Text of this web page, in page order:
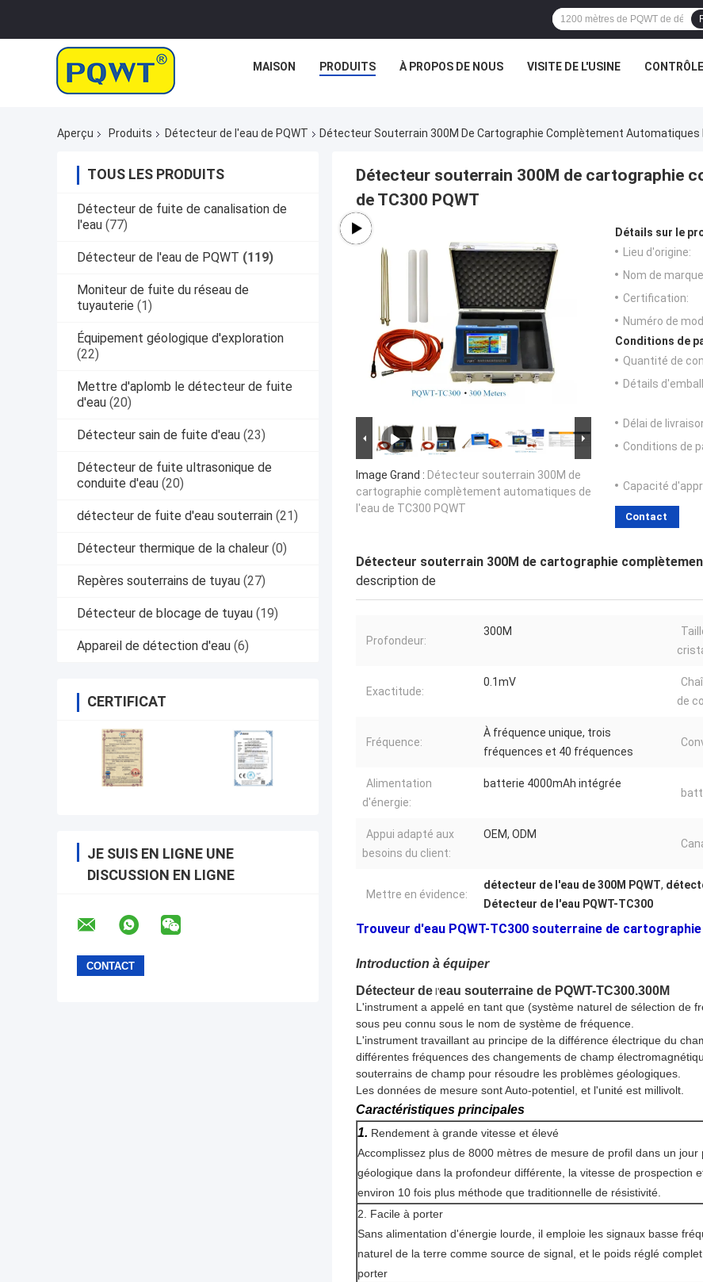
MAISON PRODUITS À PROPOS DE NOUS VISITE DE L'USINE
Aperçu Produits Détecteur de l'eau de PQWT Détecteur Souterrain 300M De Cartographie Complètement Automatiques
TOUS LES PRODUITS
Détecteur de fuite de canalisation de
l'eau (77)
Détecteur de l'eau de PQWT (119)
Moniteur de fuite du réseau de
tuyauterie (1)
Équipement géologique d'exploration
(22)
Mettre d'aplomb le détecteur de fuite
d'eau (20)
Détecteur sain de fuite d'eau (23)
Détecteur de fuite ultrasonique de
conduite d'eau (20)
détecteur de fuite d'eau souterrain (21)
Détecteur thermique de la chaleur (0)
Repères souterrains de tuyau (27)
Détecteur de blocage de tuyau (19)
Appareil de détection d'eau (6)
CERTIFICAT
JE SUIS EN LIGNE UNE
DISCUSSION EN LIGNE
Détecteur souterrain 300M de cartographie
de TC300 PQWT
Image Grand : Détecteur souterrain 300M de
cartographie complètement automatiques de
l'eau de TC300 PQWT
Détails sur le
Lieu d'origine:
Nom de
Certification:
Numéro de
Conditions de
Quantité de
Détails
Délai de
Conditions de
Capacité
Contact
Détecteur souterrain 300M de cartographie
description de
Profondeur:
300M
Exactitude:
0.1mV
de
Fréquence:
À fréquence unique, trois
fréquences et 40 fréquences
Alimentation
d'énergie:
batterie 4000mAh intégrée
Appui adapté aux
besoins du client:
OEM, ODM
Mettre en évidence:
détecteur de l'eau de 300M PQWT,
Détecteur de l'eau PQWT-TC300
Trouveur d'eau PQWT-TC300 souterraine de
Introduction à équiper
Détecteur de l'eau souterraine de PQWT-TC300.300M
L'instrument a appelé en tant que (système naturel de sélection de
sous peu connu sous le nom de système de fréquence.
L'instrument travaillant au principe de la différence électrique du
différentes fréquences des changements de champ
souterrains de champ pour résoudre les problèmes géologiques.
Les données de mesure sont Auto-potentiel, et l'unité est millivolt.
Caractéristiques principales
1. Rendement à grande vitesse et élevé
Accomplissez plus de 8000 mètres de mesure de profil dans un
géologique dans la profondeur différente, la vitesse de prospection
environ 10 fois plus méthode que traditionnelle de résistivité.
2. Facile à porter
Sans alimentation d'énergie lourde, il emploie les signaux basse
naturel de la terre comme source de signal, et le poids réglé
porter